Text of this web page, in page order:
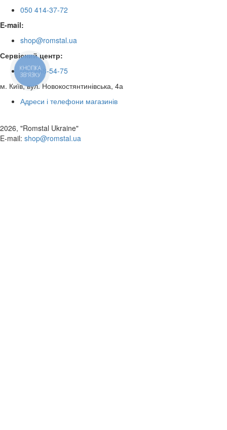
050 414-37-72
E-mail:
shop@romstal.ua
Сервісний центр:
050 468-54-75
м. Київ, вул. Новокостянтинівська, 4а
Адреси і телефони магазинів
2026, "Romstal Ukraine"
​E-mail: shop@romstal.ua
КНОПКА
ЗВ'ЯЗКУ